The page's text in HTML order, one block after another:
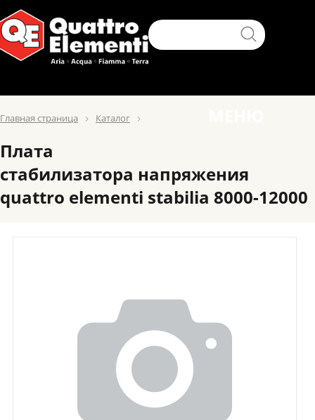
Главная страница Каталог
Плата
стабилизатора напряжения
quattro elementi stabilia 8000-12000